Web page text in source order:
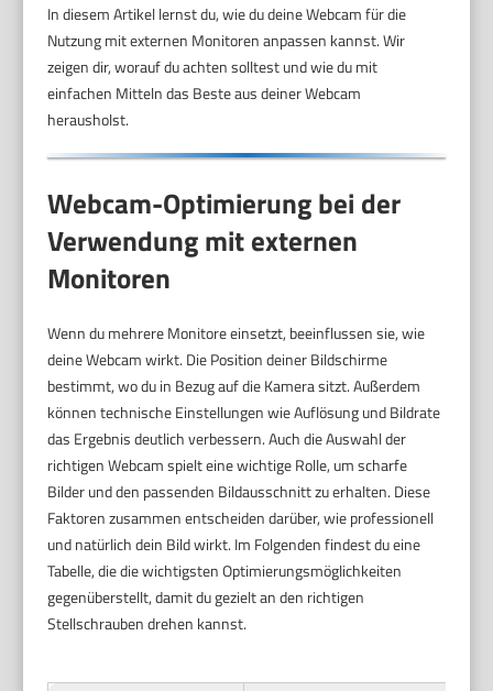
In diesem Artikel lernst du, wie du deine Webcam für die
Nutzung mit externen Monitoren anpassen kannst. Wir
zeigen dir, worauf du achten solltest und wie du mit
einfachen Mitteln das Beste aus deiner Webcam
herausholst.
Webcam-Optimierung bei der
Verwendung mit externen
Monitoren
Wenn du mehrere Monitore einsetzt, beeinflussen sie, wie
deine Webcam wirkt. Die Position deiner Bildschirme
bestimmt, wo du in Bezug auf die Kamera sitzt. Außerdem
können technische Einstellungen wie Auflösung und Bildrate
das Ergebnis deutlich verbessern. Auch die Auswahl der
richtigen Webcam spielt eine wichtige Rolle, um scharfe
Bilder und den passenden Bildausschnitt zu erhalten. Diese
Faktoren zusammen entscheiden darüber, wie professionell
und natürlich dein Bild wirkt. Im Folgenden findest du eine
Tabelle, die die wichtigsten Optimierungsmöglichkeiten
gegenüberstellt, damit du gezielt an den richtigen
Stellschrauben drehen kannst.